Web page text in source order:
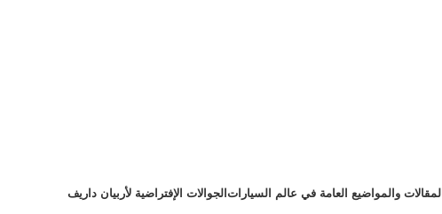
المقالات والمواضيع العامة في عالم السيارات الجوالات الإفتراضية لأربيان داريف